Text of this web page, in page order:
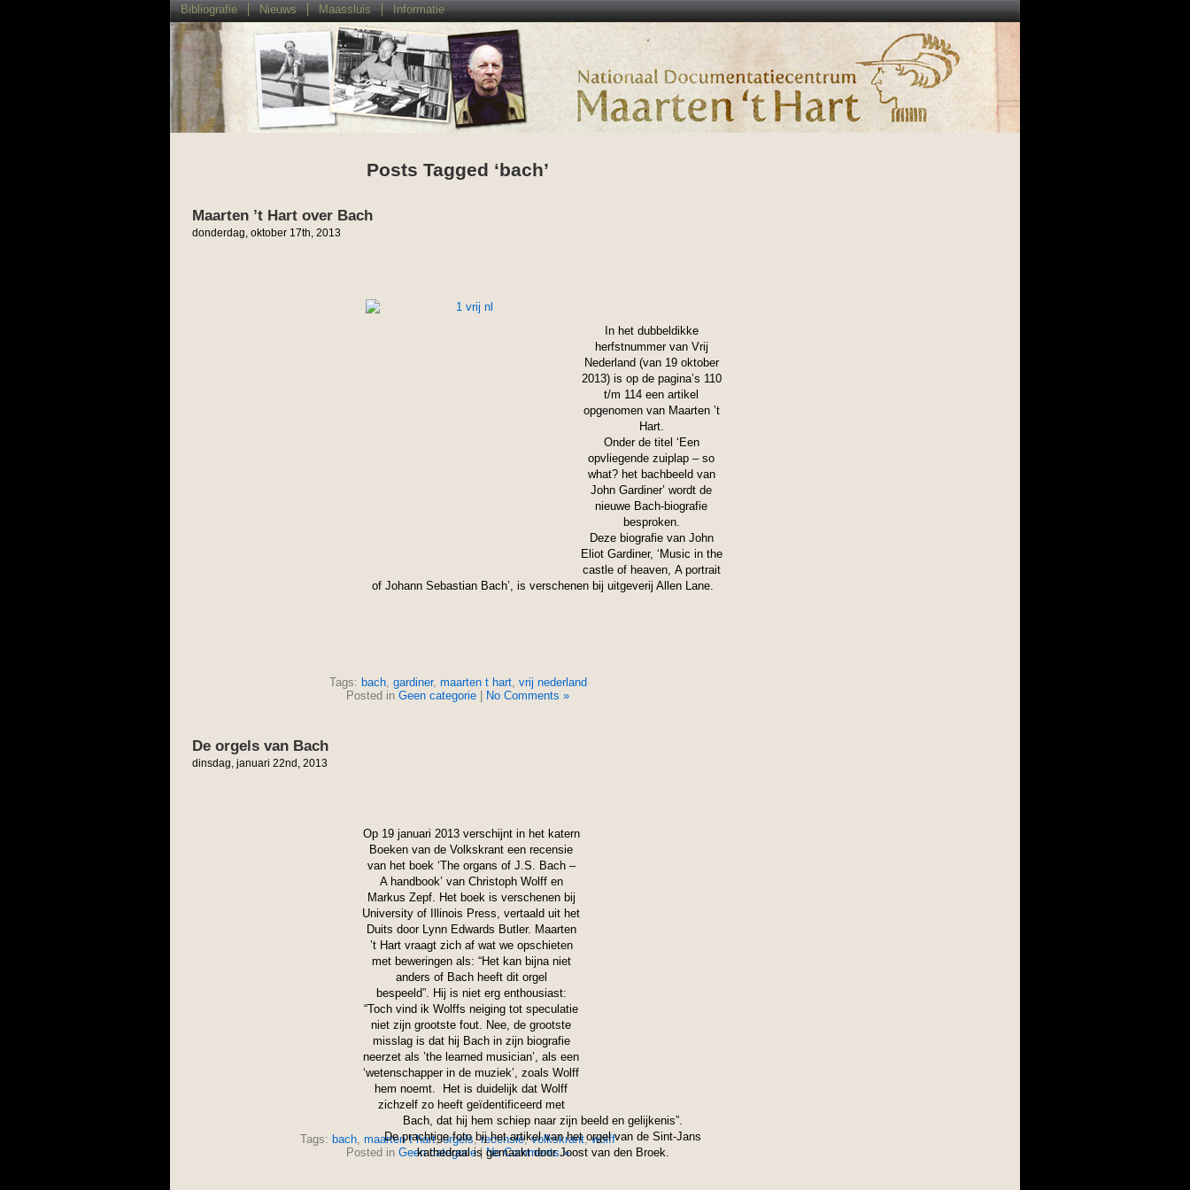
Bibliografie Nieuws Maassluis Informatie
Posts Tagged ‘bach’
Maarten ’t Hart over Bach
donderdag, oktober 17th, 2013
In het dubbeldikke
herfstnummer van Vrij
Nederland (van 19 oktober
2013) is op de pagina’s 110
t/m 114 een artikel
opgenomen van Maarten ’t
Hart.
Onder de titel ‘Een
opvliegende zuiplap – so
what? het bachbeeld van
John Gardiner’ wordt de
nieuwe Bach-biografie
besproken.
Deze biografie van John
Eliot Gardiner, ‘Music in the
castle of heaven, A portrait
of Johann Sebastian Bach’, is verschenen bij uitgeverij Allen Lane.
Tags: bach, gardiner, maarten t hart, vrij nederland
Posted in Geen categorie No Comments »
De orgels van Bach
dinsdag, januari 22nd, 2013
Op 19 januari 2013 verschijnt in het katern
Boeken van de Volkskrant een recensie
van het boek ‘The organs of J.S. Bach –
A handbook’ van Christoph Wolff en
Markus Zepf. Het boek is verschenen bij
University of Illinois Press, vertaald uit het
Duits door Lynn Edwards Butler. Maarten
’t Hart vraagt zich af wat we opschieten
met beweringen als: “Het kan bijna niet
anders of Bach heeft dit orgel
bespeeld”. Hij is niet erg enthousiast:
“Toch vind ik Wolffs neiging tot speculatie
niet zijn grootste fout. Nee, de grootste
misslag is dat hij Bach in zijn biografie
neerzet als ’the learned musician’, als een
‘wetenschapper in de muziek’, zoals Wolff
hem noemt. Het is duidelijk dat Wolff
zichzelf zo heeft geïdentificeerd met
Bach, dat hij hem schiep naar zijn beeld en gelijkenis”.
De prachtige foto bij het artikel van het orgel van de Sint-Jans
kathedraal is gemaakt door Joost van den Broek.
Tags: bach, maarten t hart,orgels,recensie,volkskrant,wolff
Posted in Geen categorie| No Comments »